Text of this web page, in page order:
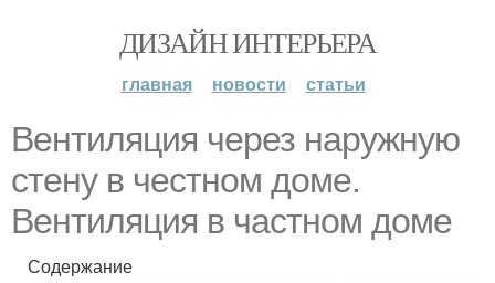
ДИЗАЙН ИНТЕРЬЕРА
главная новости статьи
Вентиляция через наружную
стену в честном доме.
Вентиляция в частном доме
Содержание